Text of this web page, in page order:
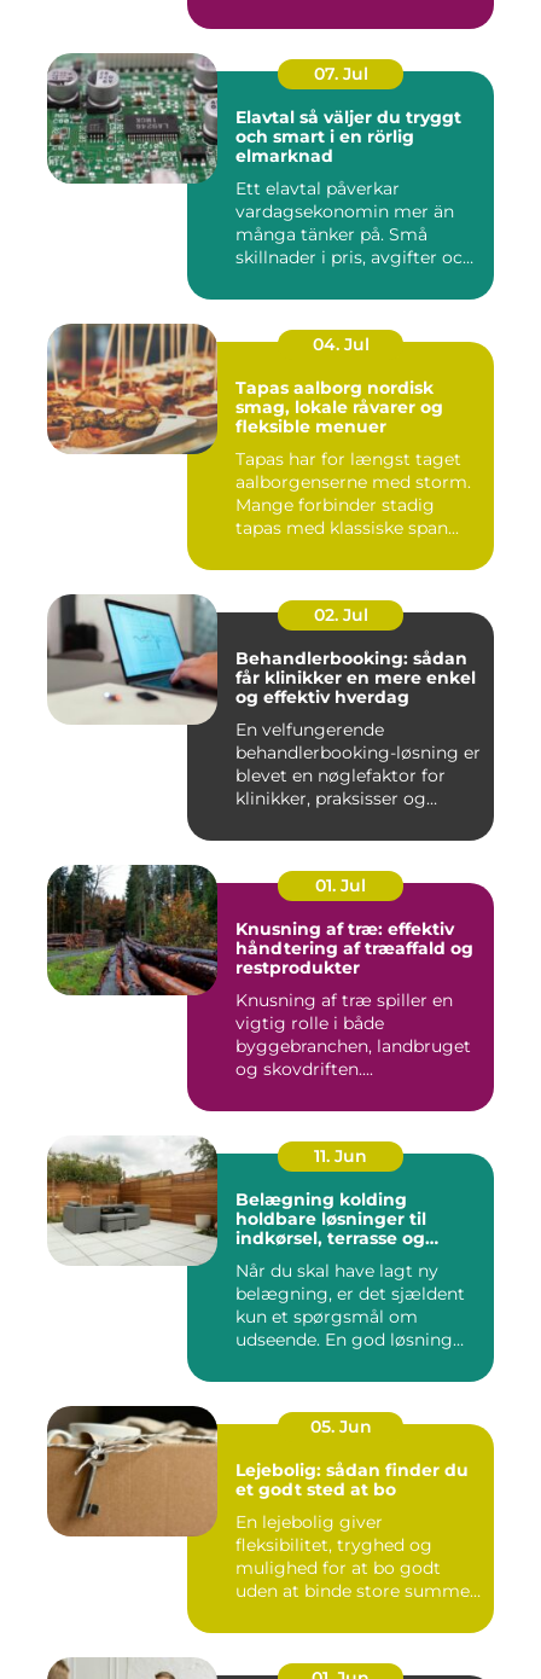
07. Jul
Elavtal så väljer du tryggt
och smart i en rörlig
elmarknad
Ett elavtal påverkar
vardagsekonomin mer än
många tänker på. Små
skillnader i pris, avgifter och
04. Jul
Tapas aalborg nordisk
smag, lokale råvarer og
fleksible menuer
Tapas har for længst taget
aalborgenserne med storm.
Mange forbinder stadig
tapas med klassiske span...
02. Jul
Behandlerbooking: sådan
får klinikker en mere enkel
og effektiv hverdag
En velfungerende
behandlerbooking-løsning er
blevet en nøglefaktor for
klinikker, praksisser og
01. Jul
Knusning af træ: effektiv
håndtering af træaffald og
restprodukter
Knusning af træ spiller en
vigtig rolle i både
byggebranchen, landbruget
og skovdriften....
11. Jun
Belægning kolding
holdbare løsninger til
indkørsel, terrasse og
Når du skal have lagt ny
belægning, er det sjældent
kun et spørgsmål om
udseende. En god løsning
05. Jun
Lejebolig: sådan finder du
et godt sted at bo
En lejebolig giver
fleksibilitet, tryghed og
mulighed for at bo godt
uden at binde store summer